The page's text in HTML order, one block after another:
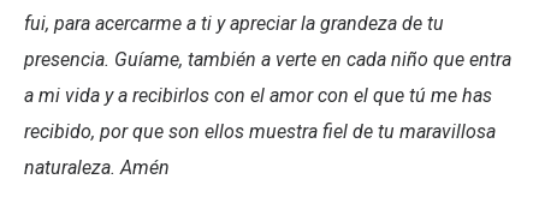
fui, para acercarme a ti y apreciar la grandeza de tu
presencia. Guíame, también a verte en cada niño que entra
a mi vida y a recibirlos con el amor con el que tú me has
recibido, por que son ellos muestra fiel de tu maravillosa
naturaleza. Amén